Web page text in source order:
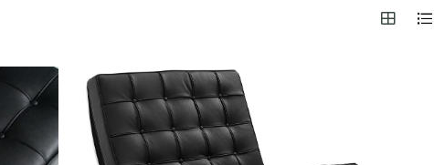
Aggiungi alla Lista desideri
Compare